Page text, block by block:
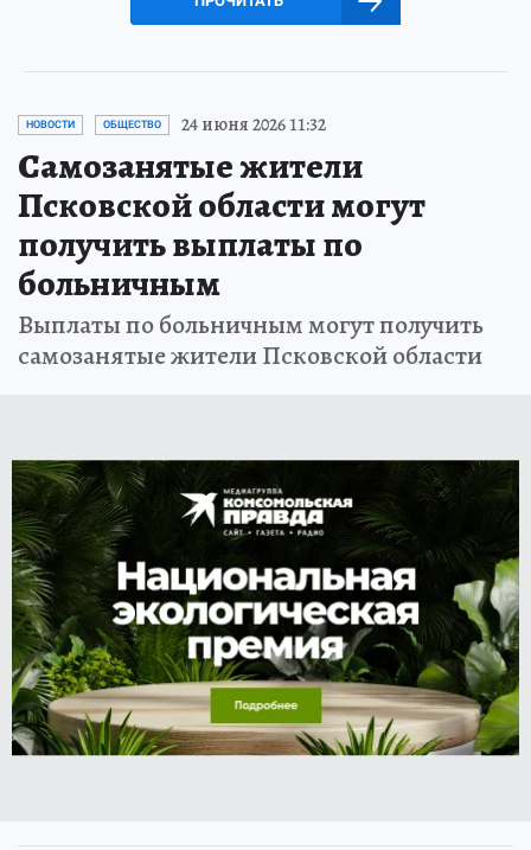
НОВОСТИ ОБЩЕСТВО 24 июня 2026 11:32
Самозанятые жители
Псковской области могут
получить выплаты по
больничным
Выплаты по больничным могут получить
самозанятые жители Псковской области